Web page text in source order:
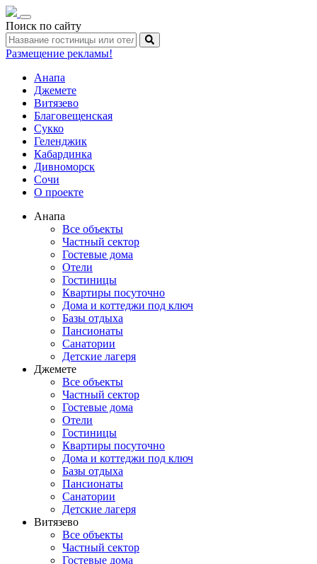
Toggle
navigation
Поиск по сайту
Размещение рекламы!
Анапа
Джемете
Витязево
Благовещенская
Сукко
Геленджик
Кабардинка
Дивноморск
Сочи
О проекте
Анапа
Все объекты
Частный сектор
Гостевые дома
Отели
Гостиницы
Квартиры посуточно
Дома и коттеджи под ключ
Базы отдыха
Пансионаты
Санатории
Детские лагеря
Джемете
Все объекты
Частный сектор
Гостевые дома
Отели
Гостиницы
Квартиры посуточно
Дома и коттеджи под ключ
Базы отдыха
Пансионаты
Санатории
Детские лагеря
Витязево
Все объекты
Частный сектор
Гостевые дома